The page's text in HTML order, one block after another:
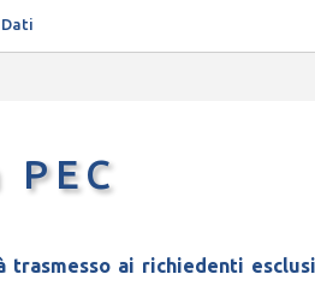
trasmesso ai richiedenti